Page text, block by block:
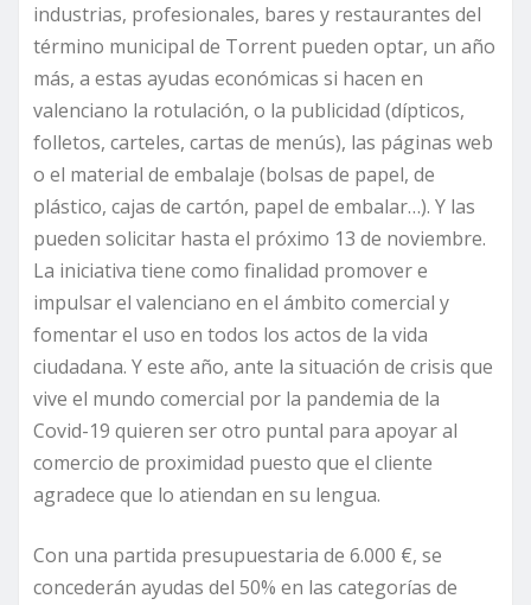
industrias, profesionales, bares y restaurantes del
término municipal de Torrent pueden optar, un año
más, a estas ayudas económicas si hacen en
valenciano la rotulación, o la publicidad (dípticos,
folletos, carteles, cartas de menús), las páginas web
o el material de embalaje (bolsas de papel, de
plástico, cajas de cartón, papel de embalar…). Y las
pueden solicitar hasta el próximo 13 de noviembre.
La iniciativa tiene como finalidad promover e
impulsar el valenciano en el ámbito comercial y
fomentar el uso en todos los actos de la vida
ciudadana. Y este año, ante la situación de crisis que
vive el mundo comercial por la pandemia de la
Covid-19 quieren ser otro puntal para apoyar al
comercio de proximidad puesto que el cliente
agradece que lo atiendan en su lengua.
Con una partida presupuestaria de 6.000 €, se
concederán ayudas del 50% en las categorías de